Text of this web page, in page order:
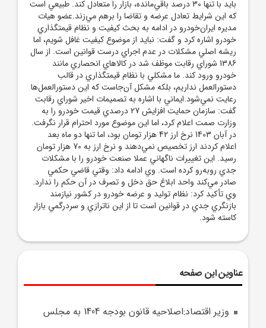
بايد با تنها 30 درصد باقي‌مانده، بازار را متعادل کند. طبيعي است
که اين شرايط تعادل عرضه و تقاضا را برهم مي‌زند.عضو هيات
مديره ايران‌خودرو در ادامه به بحث کيفيت و نظام قيمتگذاري
خودرو اشاره کرد و گفت: نبايد از موضوع کيفيت غافل شويم، اما
ريشه اصلي مشکلات در عدم اجراي درست قوانين است. از سال
1386 شوراي رقابت موظف شد در کالاهاي انحصاري مانند
خودرو ورود کند. ما مشکلي با نظام قيمتگذاري در قالب
دستورالعمل نداريم، بلکه مشکل آن‌جاست که اين دستورالعمل‌ها
رعايت نمي‌شود.ايماني با اشاره به تصميمات اخير شوراي رقابت
گفت: سازمان حمايت افزايش 27 درصدي قيمت خودرو را به
وزارت صمت اعلام کرد، اما اين موضوع مورد احترام قرار نگرفت.
در آبان 1403 نرخ ارز 42 هزار تومان بود، اما تنها دو ماه بعد
اعلام کردند ارز تخصيص نمي‌دهند و نرخ ارز به 70 هزار تومان
رسيد. اين تغييرات ناگهاني عملا صنعت خودرو را با مشکلات
جدي روبه‌رو کرده است. وي ادامه داد: وقتي قاضي حکمي
صادر مي‌کند واحد ابلاغ حق دخل و تصرف در آن حکم را ندارد.
وي تأکيد کرد: نظام توليد و عرضه خودرو در کشور نيازمند
بازنگري جدي در قوانين است تا از اين ناترازي و سردرگمي بازار
کاسته شود.
عناوین این صفحه
وزير اقتصاد:اصلاحيه قانون بودجه 1404 به مجلس